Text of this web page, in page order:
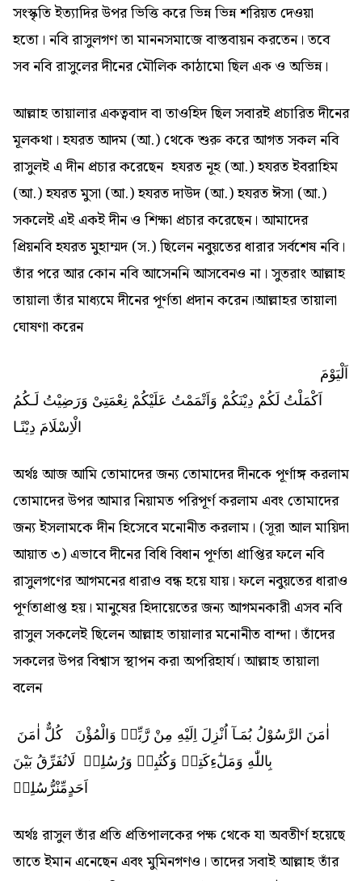
সংস্কৃতি ইত্যাদির উপর ভিত্তি করে ভিন্ন ভিন্ন শরিয়ত দেওয়া
হতো। নবি রাসুলগণ তা মাননসমাজে বাস্তবায়ন করতেন। তবে
সব নবি রাসুলের দীনের মৌলিক কাঠামো ছিল এক ও অভিন্ন।
আল্লাহ তায়ালার একত্ববাদ বা তাওহিদ ছিল সবারই প্রচারিত দীনের
মূলকথা। হযরত আদম (আ.) থেকে শুরু করে আগত সকল নবি
রাসুলই এ দীন প্রচার করেছেন হযরত নূহ (আ.) হযরত ইবরাহিম
(আ.) হযরত মুসা (আ.) হযরত দাউদ (আ.) হযরত ঈসা (আ.)
সকলেই এই একই দীন ও শিক্ষা প্রচার করেছেন। আমাদের
প্রিয়নবি হযরত মুহাম্মদ (স.) ছিলেন নবুয়তের ধারার সর্বশেষ নবি।
তাঁর পরে আর কোন নবি আসেননি আসবেনও না। সুতরাং আল্লাহ
তায়ালা তাঁর মাধ্যমে দীনের পূর্ণতা প্রদান করেন।আল্লাহর তায়ালা
ঘোষণা করেন
اَكْمَلْتُ لَكُمْ دِيْنَكُمْ وَاَتْمَمْتُ عَلَيْكُمْ نِعْمَتِىْ وَرَضِيْتُ لَـكُمُ
الْاِسْلَامَ دِيْنًـا
অর্থঃ আজ আমি তোমাদের জন্য তোমাদের দীনকে পূর্ণাঙ্গ করলাম
তোমাদের উপর আমার নিয়ামত পরিপূর্ণ করলাম এবং তোমাদের
জন্য ইসলামকে দীন হিসেবে মনোনীত করলাম। (সূরা আল মায়িদা
আয়াত ৩) এভাবে দীনের বিধি বিধান পূর্ণতা প্রাপ্তির ফলে নবি
রাসুলগণের আগমনের ধারাও বন্ধ হয়ে যায়। ফলে নবুয়তের ধারাও
পূর্ণতাপ্রাপ্ত হয়। মানুষের হিদায়েতের জন্য আগমনকারী এসব নবি
রাসুল সকলেই ছিলেন আল্লাহ তায়ালার মনোনীত বান্দা। তাঁদের
সকলের উপর বিশ্বাস স্থাপন করা অপরিহার্য। আল্লাহ তায়ালা
বলেন
بِاللّٰهِ وَمَلٰٓءِكَتِهٖ وَكُتُبِهٖ وَرُسُلِهٖ لَانُفَرِّقُ بَيْنَ
اَحَدٍمِّنْرُّسُلِهٖ
অর্থঃ রাসুল তাঁর প্রতি প্রতিপালকের পক্ষ থেকে যা অবতীর্ণ হয়েছে
তাতে ইমান এনেছেন এবং মুমিনগণও। তাদের সবাই আল্লাহ তাঁর